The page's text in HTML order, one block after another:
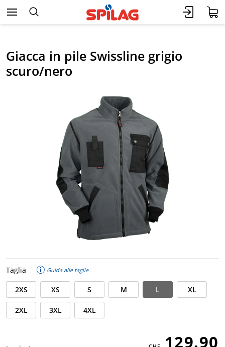
Giacca in pile Swissline grigio
scuro/nero
Taglia Guida alle taglie
2XS XS S M L XL
2XL 3XL 4XL
129.90